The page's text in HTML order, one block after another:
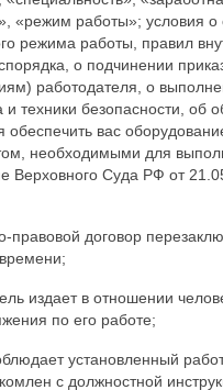
«режим работы»; условия о
режима работы, правил
о подчинении
работодателя, о
техники безопасности, об
обеспечить вас
необходимыми для
Верховного Суда РФ от
правовой договор
издает в отношении
по его работе;
установленный
с должностной